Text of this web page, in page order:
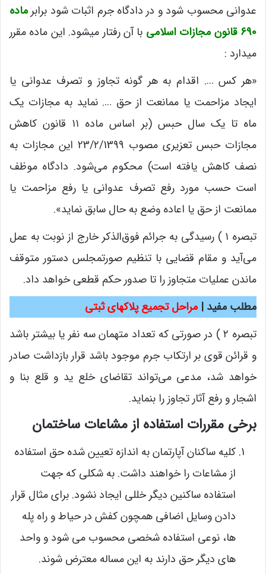
عدوانی محسوب شود و در دادگاه جرم اثبات شود برابر ماده
690 قانون مجازات اسلامی
با آن رفتار میشود. این ماده مقرر
میدارد :
«هر کس …. اقدام به هر گونه تجاوز و تصرف عدوانی یا
ایجاد مزاحمت یا ممانعت از حق …. نماید به مجازات یک
ماه تا یک سال حبس (بر اساس ماده ۱۱ قانون کاهش
مجازات حبس تعزیری مصوب 23/۲/1399 این مجازات به
نصف کاهش یافته است) محکوم می‌شود. دادگاه موظف
است حسب مورد رفع تصرف عدوانی یا رفع مزاحمت یا
ممانعت از حق یا اعاده وضع به حال سابق نماید».
تبصره ۱ ) رسیدگی به جرائم فوق‌الذکر خارج از نوبت به عمل
می‌آید و مقام قضایی با تنظیم صورتمجلس دستور متوقف
ماندن عملیات متجاوز را تا صدور حکم قطعی خواهد داد.
مطلب مفید | مراحل تجمیع پلاکهای ثبتی
تبصره ۲ ) در صورتی که تعداد متهمان سه نفر یا بیشتر باشد
و قرائن قوی بر ارتکاب جرم موجود باشد قرار بازداشت صادر
خواهد شد، مدعی می‌تواند تقاضای خلع ید و قلع بنا و
اشجار و رفع آثار تجاوز را بنماید.
برخی مقررات استفاده از مشاعات ساختمان
کلیه ساکنان آپارتمان به اندازه تعیین شده حق استفاده
از مشاعات را خواهند داشت. به شکلی که جهت
استفاده ساکنین دیگر خللی ایجاد نشود. برای مثال قرار
دادن وسایل اضافی همچون کفش در حیاط و راه پله
ها، نوعی استفاده شخصی محسوب می شود و واحد
های دیگر حق دارند به این مساله معترض شوند.